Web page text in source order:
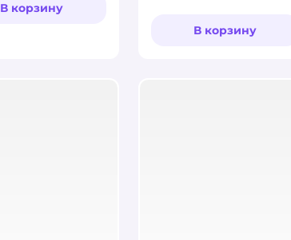
В корзину
В корзину